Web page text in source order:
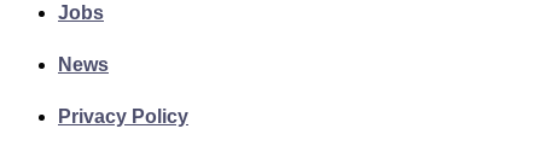
Jobs
News
Privacy Policy